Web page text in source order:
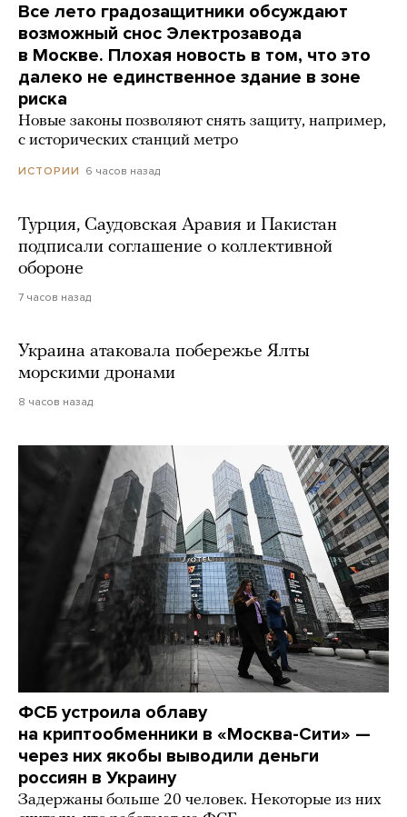
Все лето градозащитники обсуждают
возможный снос Электрозавода
в Москве. Плохая новость в том, что это
далеко не единственное здание в зоне
риска
Новые законы позволяют снять защиту, например,
с исторических станций метро
ИСТОРИИ 6 часов назад
Турция, Саудовская Аравия и Пакистан
подписали соглашение о коллективной
обороне
7 часов назад
Украина атаковала побережье Ялты
морскими дронами
8 часов назад
ФСБ устроила облаву
на криптообменники в «Москва-Сити» —
через них якобы выводили деньги
россиян в Украину
Задержаны больше 20 человек. Некоторые из них